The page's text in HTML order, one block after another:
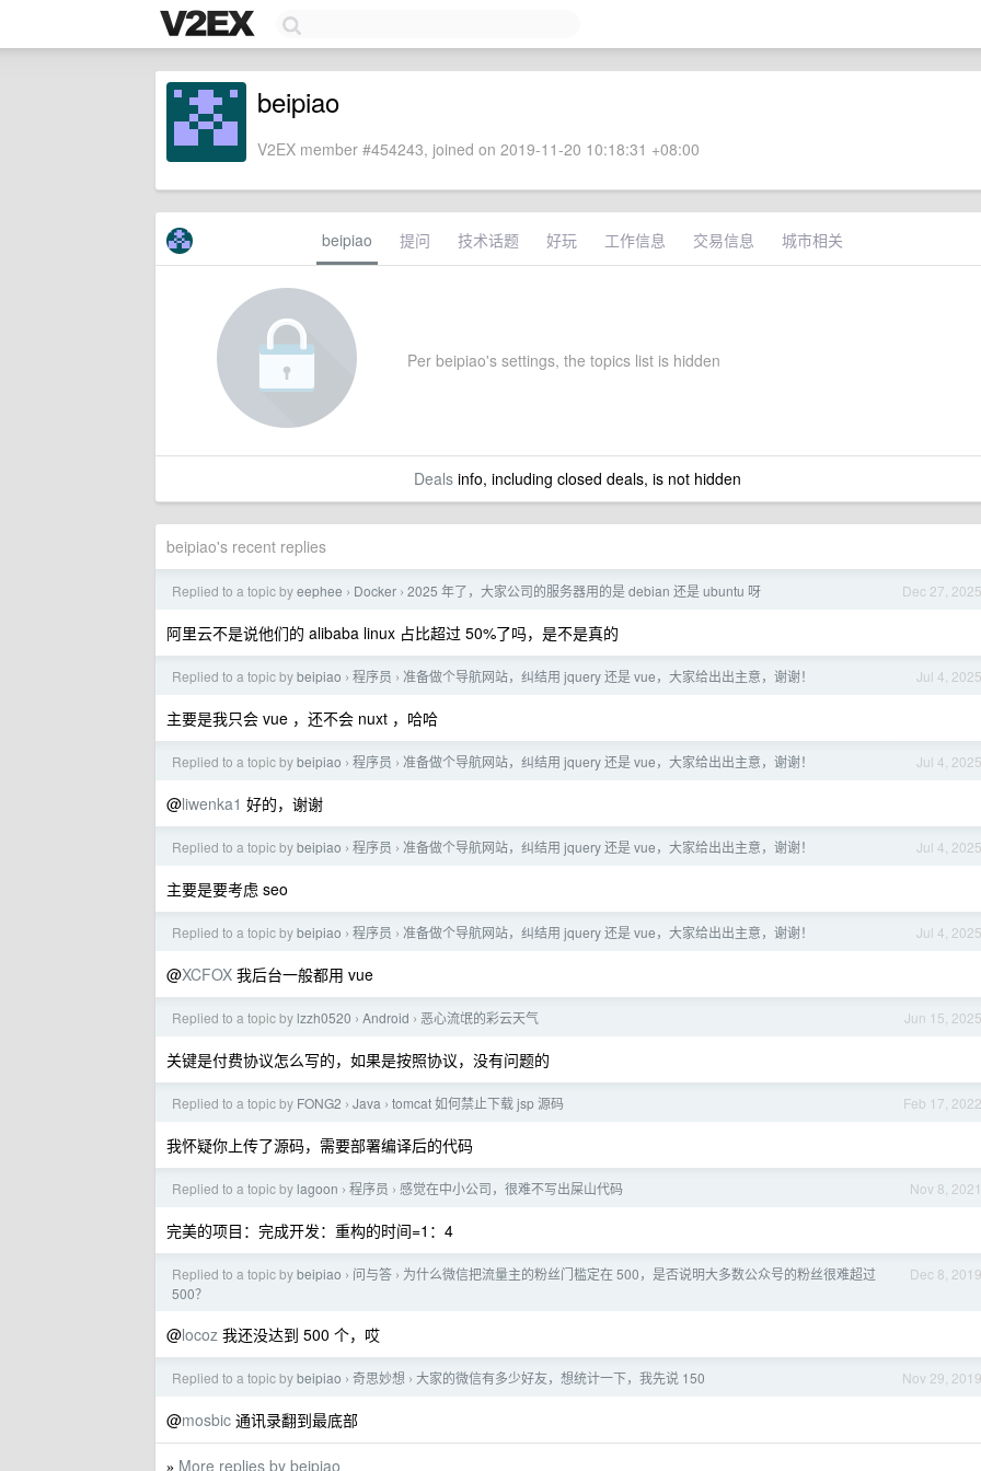
beipiao
V2EX member #454243, joined on 2019-11-20 10:18:31 +08:00
beipiao 提问 技术话题 好玩 工作信息 交易信息 城市相关
Per beipiao's settings, the topics list is hidden
Dealsinfo, including closed deals, is not hidden
beipiao's recent replies
Dec 27, 2025
Replied to a topic byeephee › Docker › 2025 年了，大家公司的服务器用的是 debian 还是 ubuntu 呀
阿里云不是说他们的 alibaba linux 占比超过 50%了吗，是不是真的
Jul 4, 2025
Replied to a topic bybeipiao › 程序员 › 准备做个导航网站，纠结用 jquery 还是 vue，大家给出出主意，谢谢！
主要是我只会 vue ，还不会 nuxt ，哈哈
Jul 4, 2025
Replied to a topic bybeipiao › 程序员 › 准备做个导航网站，纠结用 jquery 还是 vue，大家给出出主意，谢谢！
@liwenka1 好的，谢谢
Jul 4, 2025
Replied to a topic bybeipiao › 程序员 › 准备做个导航网站，纠结用 jquery 还是 vue，大家给出出主意，谢谢！
主要是要考虑 seo
Jul 4, 2025
Replied to a topic bybeipiao › 程序员 › 准备做个导航网站，纠结用 jquery 还是 vue，大家给出出主意，谢谢！
@XCFOX 我后台一般都用 vue
Jun 15, 2025
Replied to a topic by lzzh0520 › Android › 恶心流氓的彩云天气
关键是付费协议怎么写的，如果是按照协议，没有问题的
Feb 17, 2022
Replied to a topic by FONG2 › Java › tomcat 如何禁止下载 jsp 源码
我怀疑你上传了源码，需要部署编译后的代码
Nov 8, 2021
Replied to a topic by lagoon › 程序员 › 感觉在中小公司，很难不写出屎山代码
完美的项目：完成开发：重构的时间=1：4
Dec 8, 2019
Replied to a topic bybeipiao › 问与答 › 为什么微信把流量主的粉丝门槛定在 500，是否说明大多数公众号的粉丝很难超过
500？
@locoz 我还没达到 500 个，哎
Nov 29, 2019
Replied to a topic bybeipiao › 奇思妙想 › 大家的微信有多少好友，想统计一下，我先说 150
@mosbic 通讯录翻到最底部
» More replies by beipiao